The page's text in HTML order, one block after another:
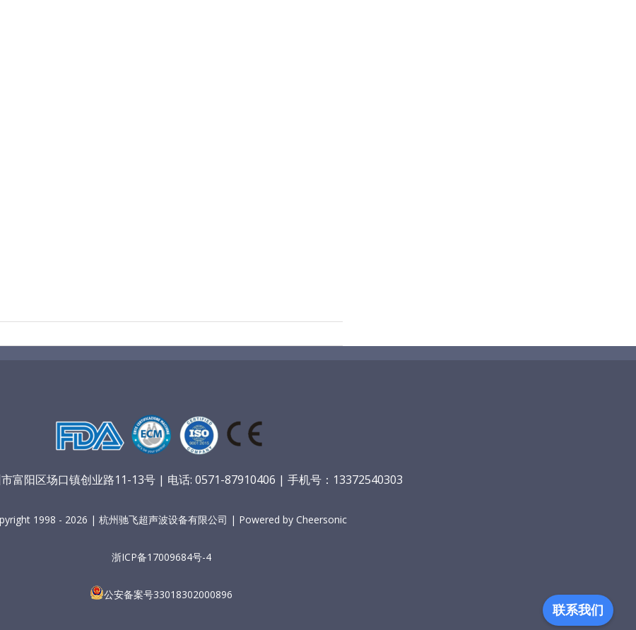
富阳区场口镇创业路11-13号 | 电话: 0571-87910406 | 手机号：13372540303
1998 - 2026 | 杭州驰飞超声波设备有限公司 | Powered by Cheersonic
浙ICP备17009684号-4
公安备案号33018302000896
联系我们